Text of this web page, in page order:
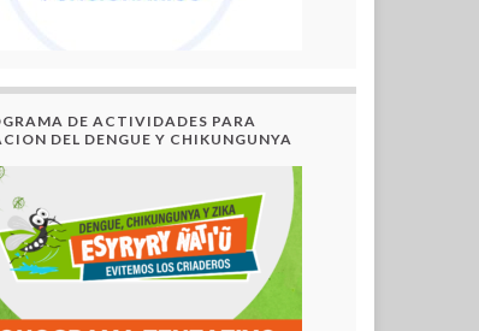
DE ACTIVIDADES PARA
DEL DENGUE Y CHIKUNGUNYA